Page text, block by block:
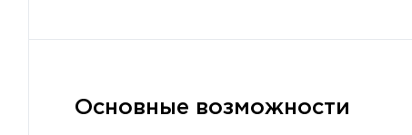
Основные возможности